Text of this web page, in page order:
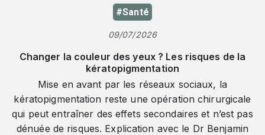
#Santé
09/07/2026
Changer la couleur des yeux ? Les risques de la
kératopigmentation
Mise en avant par les réseaux sociaux, la
kératopigmentation reste une opération chirurgicale
qui peut entraîner des effets secondaires et n’est pas
dénuée de risques. Explication avec le Dr Benjamin